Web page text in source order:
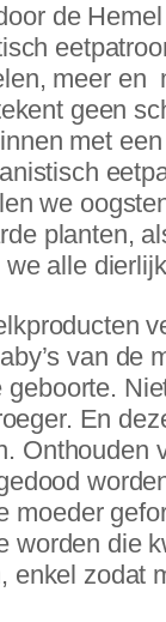
de
meer en
geen
met
we
planten,
alle
van de
En
Onthouden
moeder
worden die
enkel zodat